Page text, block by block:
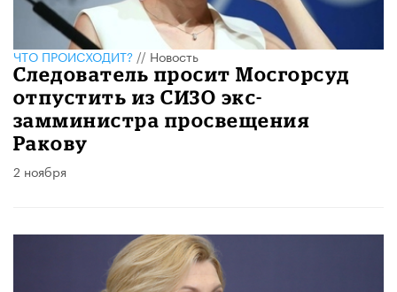
ЧТО ПРОИСХОДИТ? // Новость
Следователь просит Мосгорсуд
отпустить из СИЗО экс-
замминистра просвещения
Ракову
2 ноября